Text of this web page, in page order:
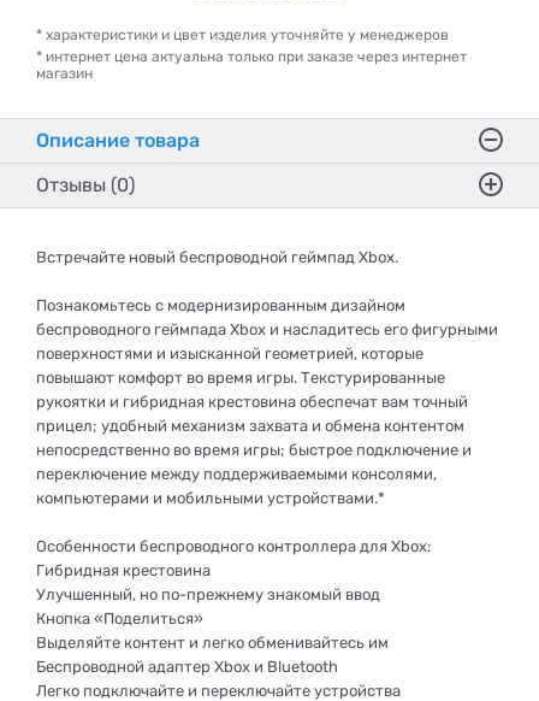
* характеристики и цвет изделия уточняйте у менеджеров
* интернет цена актуальна только при заказе через интернет
магазин
Описание товара
Отзывы (0)
Встречайте новый беспроводной геймпад Xbox.
Познакомьтесь с модернизированным дизайном
беспроводного геймпада Xbox и насладитесь его фигурными
поверхностями и изысканной геометрией, которые
повышают комфорт во время игры. Текстурированные
рукоятки и гибридная крестовина обеспечат вам точный
прицел; удобный механизм захвата и обмена контентом
непосредственно во время игры; быстрое подключение и
переключение между поддерживаемыми консолями,
компьютерами и мобильными устройствами.*
Особенности беспроводного контроллера для Xbox:
Гибридная крестовина
Улучшенный, но по-прежнему знакомый ввод
Кнопка «Поделиться»
Выделяйте контент и легко обменивайтесь им
Беспроводной адаптер Xbox и Bluetooth
Легко подключайте и переключайте устройства